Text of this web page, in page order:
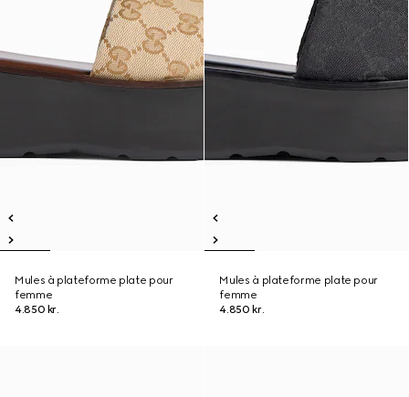
Mules à plateforme plate pour
femme
4.850 kr.
Mules à plateforme plate pour
femme
4.850 kr.